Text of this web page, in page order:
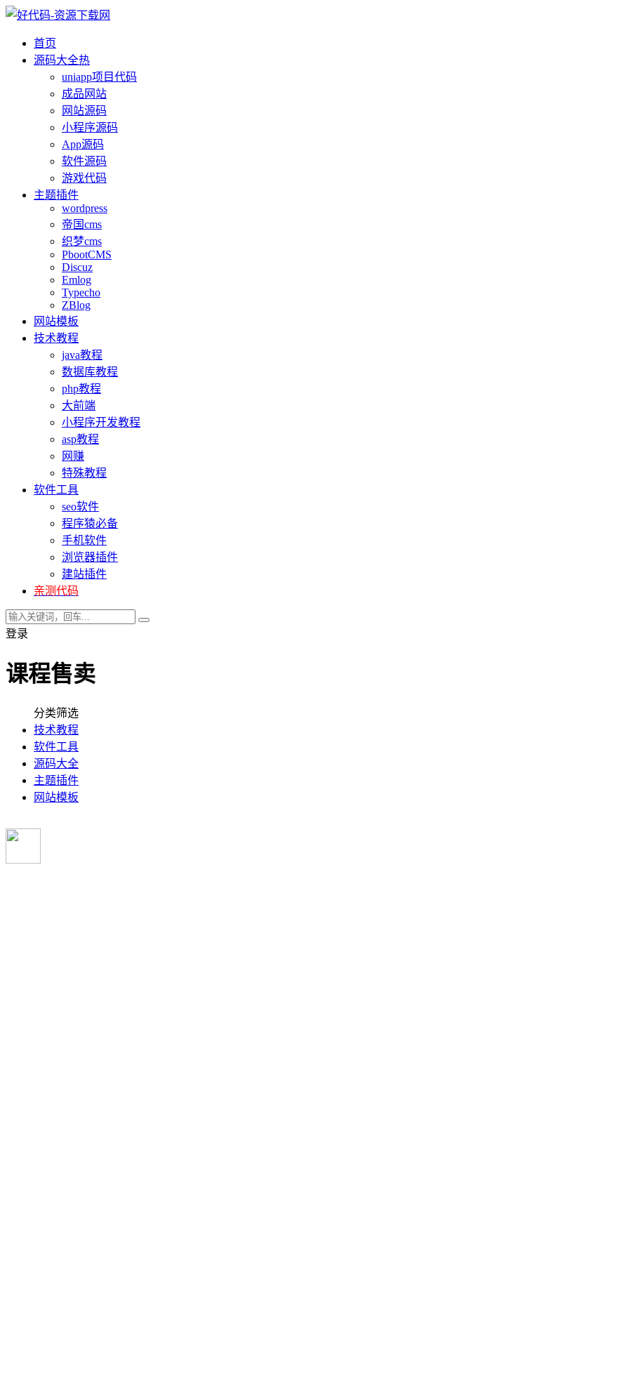
首页
源码大全热
uniapp项目代码
成品网站
网站源码
小程序源码
App源码
软件源码
游戏代码
主题插件
wordpress
帝国cms
织梦cms
PbootCMS
Discuz
Emlog
Typecho
ZBlog
网站模板
技术教程
java教程
数据库教程
php教程
大前端
小程序开发教程
asp教程
网赚
特殊教程
软件工具
seo软件
程序猿必备
手机软件
浏览器插件
建站插件
亲测代码
登录
课程售卖
分类筛选
技术教程
软件工具
源码大全
主题插件
网站模板